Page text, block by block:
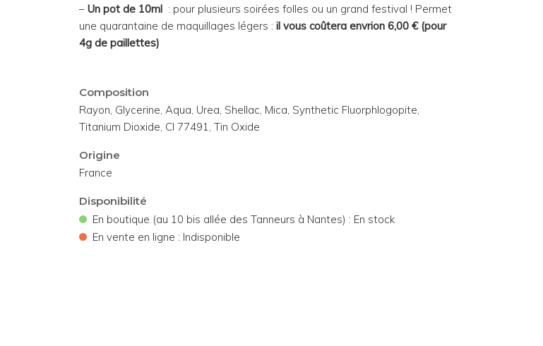
– Un pot de 10ml : pour plusieurs soirées folles ou un grand festival ! Permet
une quarantaine de maquillages légers : il vous coûtera envrion 6,00 € (pour
4g de paillettes)
Composition
Rayon, Glycerine, Aqua, Urea, Shellac, Mica, Synthetic Fluorphlogopite,
Titanium Dioxide, CI 77491, Tin Oxide
Origine
France
Disponibilité
• En boutique (au 10 bis allée des Tanneurs à Nantes) : En stock
• En vente en ligne : Indisponible